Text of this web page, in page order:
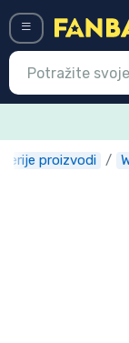
proizvodi
Najnovije